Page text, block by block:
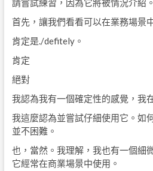
請嘗試練習，因為它將被情況介紹。
首先，讓我們看看可以在業務場景
肯定是./defitely。
肯定
絕對
我認為我有一個確定性的感覺，我
我這麼認為並嘗試仔細使用它。如
並不困難。
也，當然。我理解，我也有一個細
它經常在商業場景中使用。